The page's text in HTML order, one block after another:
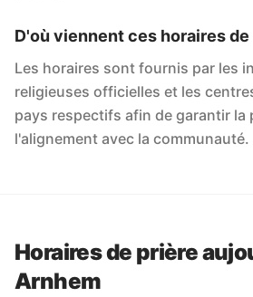
D'où viennent ces horaires de
Les horaires sont fournis par les
religieuses officielles et les
pays respectifs afin de garantir la
l'alignement avec la communauté.
Horaires de prière
Arnhem